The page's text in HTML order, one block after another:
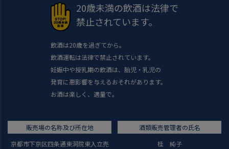
20歳未満の飲酒は法律で
禁止されています。
飲酒は20歳を過ぎてから。
飲酒運転は法律で禁止されています。
妊娠中や授乳期の飲酒は、胎児・乳児の
発育に悪影響を与えるおそれがあります。
お酒は楽しく、適量で。
販売場の名称及び所在地
京都市下京区四条通東洞院東入立売
酒類販売管理者の氏名
桂 純子